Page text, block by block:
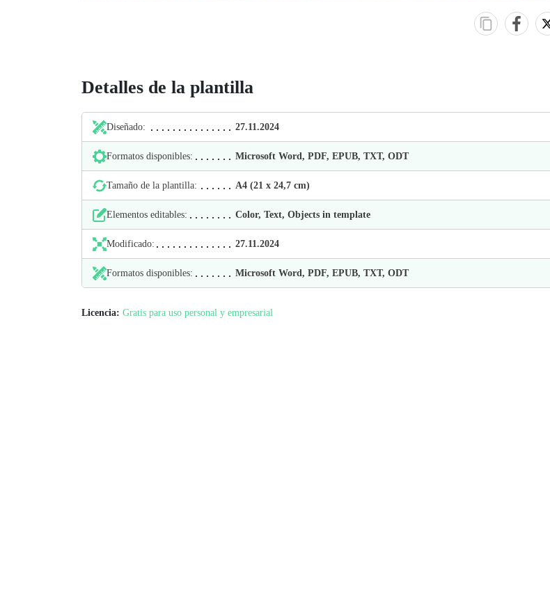
Detalles de la plantilla
Diseñado: 27.11.2024
Formatos disponibles: Microsoft Word, PDF, EPUB, TXT, ODT
Tamaño de la plantilla: А4 (21 х 24,7 cm)
Elementos editables: Color, Text, Objects in template
Modificado: 27.11.2024
Formatos disponibles: Microsoft Word, PDF, EPUB, TXT, ODT
Licencia: Gratis para uso personal y empresarial